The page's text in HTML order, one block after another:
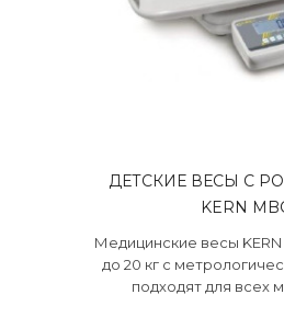
ДЕТСКИЕ ВЕСЫ С
KERN
Медицинские весы
до 20 кг с
подходят для всех